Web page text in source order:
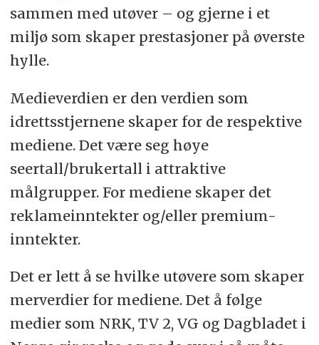
sammen med utøver – og gjerne i et
miljø som skaper prestasjoner på øverste
hylle.
Medieverdien er den verdien som
idrettsstjernene skaper for de respektive
mediene. Det være seg høye
seertall/brukertall i attraktive
målgrupper. For mediene skaper det
reklameinntekter og/eller premium-
inntekter.
Det er lett å se hvilke utøvere som skaper
merverdier for mediene. Det å følge
medier som NRK, TV 2, VG og Dagbladet i